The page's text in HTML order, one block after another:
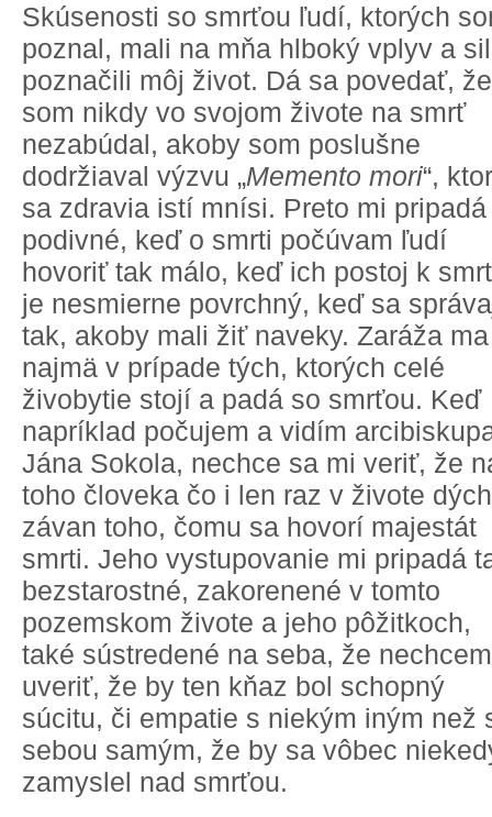
Skúsenosti so smrťou ľudí, ktorých
poznal, mali na mňa hlboký vplyv a
poznačili môj život. Dá sa povedať, že
som nikdy vo svojom živote na smrť
nezabúdal, akoby som poslušne
dodržiaval výzvu „Memento mori“,
sa zdravia istí mnísi. Preto mi pripadá
podivné, keď o smrti počúvam ľudí
hovoriť tak málo, keď ich postoj k
je nesmierne povrchný, keď sa
tak, akoby mali žiť naveky. Zaráža
najmä v prípade tých, ktorých celé
živobytie stojí a padá so smrťou. Keď
napríklad počujem a vidím
Jána Sokola, nechce sa mi veriť, že
toho človeka čo i len raz v živote
závan toho, čomu sa hovorí majestát
smrti. Jeho vystupovanie mi pripadá
bezstarostné, zakorenené v tomto
pozemskom živote a jeho pôžitkoch,
také sústredené na seba, že nechcem
uveriť, že by ten kňaz bol schopný
súcitu, či empatie s niekým iným než
sebou samým, že by sa vôbec
zamyslel nad smrťou.